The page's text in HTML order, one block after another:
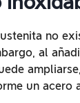
no
al
un acero